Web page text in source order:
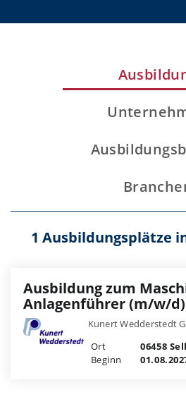
1 Ausbildungsplätze
Ausbildung zum
Anlagenführer (m/w/d)
Kunert Wedderstedt
Ort
06458
Beginn